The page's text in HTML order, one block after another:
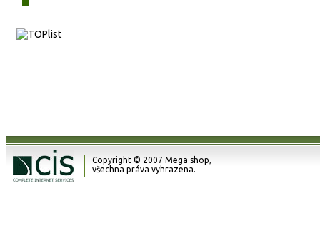
Copyright © 2007 Mega shop,
všechna práva vyhrazena.